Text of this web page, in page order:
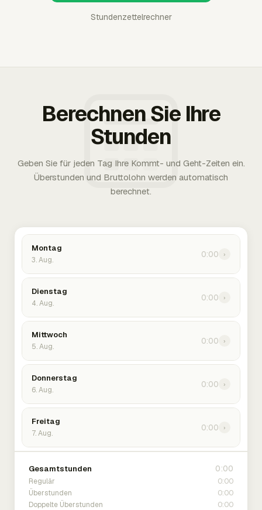
Stundenzettelrechner
Berechnen Sie Ihre
Stunden
Geben Sie für jeden Tag Ihre Kommt- und Geht-Zeiten ein.
Überstunden und Bruttolohn werden automatisch
berechnet.
Montag
3. Aug.
0:00 ›
Dienstag
4. Aug.
0:00 ›
Mittwoch
5. Aug.
0:00 ›
Donnerstag
6. Aug.
0:00 ›
Freitag
7. Aug.
0:00 ›
Gesamtstunden 0:00
Regulär 0:00
Überstunden 0:00
Doppelte Überstunden 0:00